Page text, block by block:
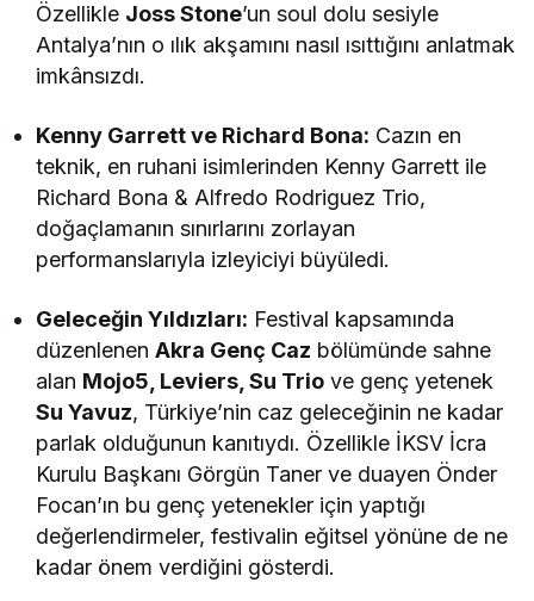
Özellikle Joss Stone’un soul dolu sesiyle
Antalya’nın o ılık akşamını nasıl ısıttığını anlatmak
imkânsızdı.
Kenny Garrett ve Richard Bona: Cazın en
teknik, en ruhani isimlerinden Kenny Garrett ile
Richard Bona & Alfredo Rodriguez Trio,
doğaçlamanın sınırlarını zorlayan
performanslarıyla izleyiciyi büyüledi.
Geleceğin Yıldızları: Festival kapsamında
düzenlenenAkra Genç Caz bölümünde sahne
alan Mojo5, Leviers, Su Trio ve genç yetenek
Su Yavuz, Türkiye’nin caz geleceğinin ne kadar
parlak olduğunun kanıtıydı. Özellikle İKSV İcra
Kurulu Başkanı Görgün Taner ve duayen Önder
Focan’ın bu genç yetenekler için yaptığı
değerlendirmeler, festivalin eğitsel yönüne de ne
kadar önem verdiğini gösterdi.